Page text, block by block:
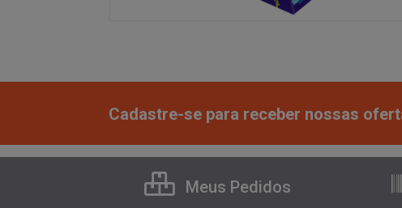
Cadastre-se para receber nossas
Meus Pedidos